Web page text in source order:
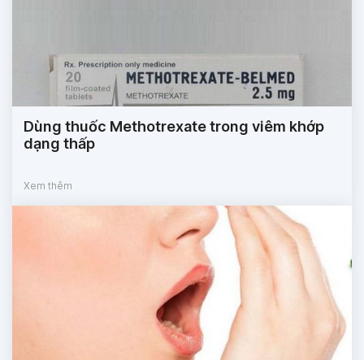
Dùng thuốc Methotrexate trong viêm khớp
dạng thấp
Xem thêm